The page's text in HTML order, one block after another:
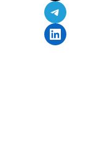
Share on Telegram
Share on LinkedIn